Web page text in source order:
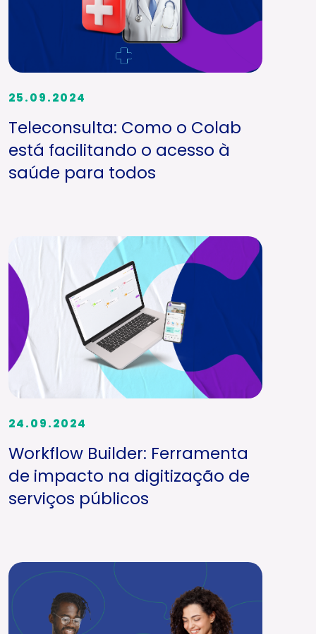
25.09.2024
Teleconsulta: Como o Colab
está facilitando o acesso à
saúde para todos
24.09.2024
Workflow Builder: Ferramenta
de impacto na digitização de
serviços públicos